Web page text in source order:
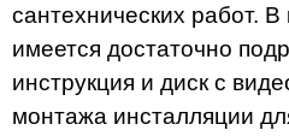
сантехнических работ. В
имеется достаточно
инструкция и диск с
монтажа инсталляции